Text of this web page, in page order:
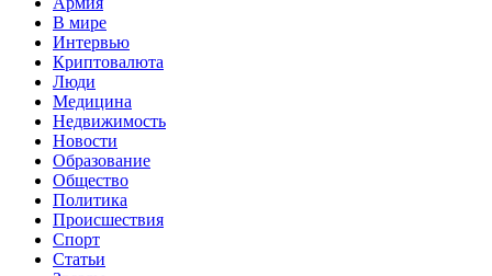
В мире
Интервью
Криптовалюта
Люди
Медицина
Недвижимость
Новости
Образование
Общество
Политика
Происшествия
Спорт
Статьи